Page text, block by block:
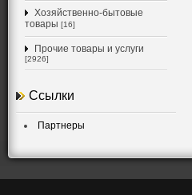
Хозяйственно-бытовые
товары [16]
Прочие товары и услуги
[2926]
Ссылки
Партнеры